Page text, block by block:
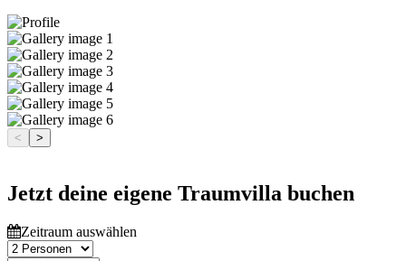
< >
Jetzt deine eigene Traumvilla buchen
Zeitraum auswählen